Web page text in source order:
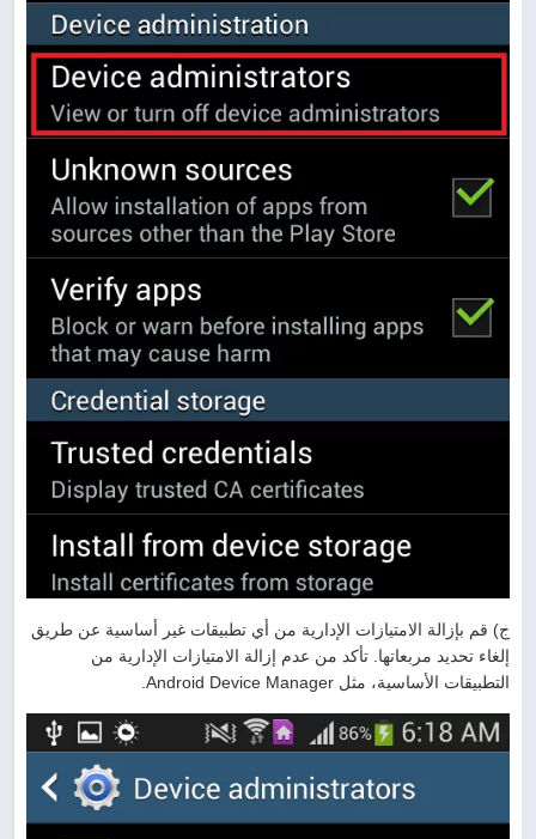
ج) قم بإزالة الامتيازات الإدارية من أي تطبيقات غير أساسية عن طريق
إلغاء تحديد مربعاتها. تأكد من عدم إزالة الامتيازات الإدارية من
التطبيقات الأساسية، مثل Android Device Manager.